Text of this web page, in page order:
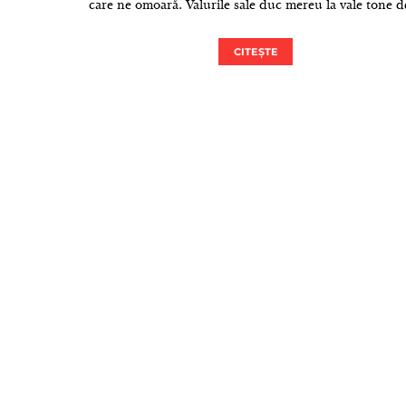
care ne omoară. Valurile sale duc mereu la vale tone
CITEȘTE